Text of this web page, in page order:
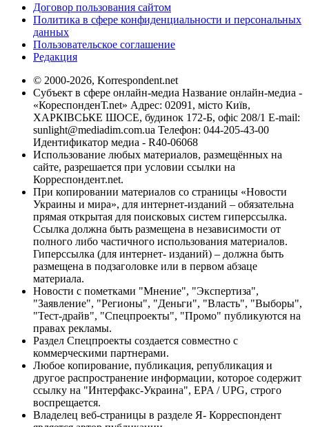
Договор пользования сайтом
Политика в сфере конфиденциальности и персональных
данных
Пользовательское соглашение
Редакция
© 2000-2026, Korrespondent.net
Субъект в сфере онлайн-медиа Название онлайн-медиа -
«КореспонденТ.net» Адрес: 02091, місто Київ,
ХАРКІВСЬКЕ ШОСЕ, будинок 172-Б, офіс 208/1 E-mail:
sunlight@mediadim.com.ua Телефон: 044-205-43-00
Идентификатор медиа - R40-06068
Использование любых материалов, размещённых на
сайте, разрешается при условии ссылки на
Корреспондент.net.
При копировании материалов со страницы «Новости
Украины и мира», для интернет-изданий – обязательна
прямая открытая для поисковых систем гиперссылка.
Ссылка должна быть размещена в независимости от
полного либо частичного использования материалов.
Гиперссылка (для интернет- изданий) – должна быть
размещена в подзаголовке или в первом абзаце
материала.
Новости с пометками "Мнение", "Экспертиза",
"Заявление", "Регионы", "Деньги", "Власть", "Выборы",
"Тест-драйв", "Спецпроекты", "Промо" публикуются на
правах рекламы.
Раздел Спецпроекты создается совместно с
коммерческими партнерами.
Любое копирование, публикация, републикация и
другое распространение информации, которое содержит
ссылку на "Интерфакс-Украина", EPA / UPG, строго
воспрещается.
Владелец веб-страницы в разделе Я- Корреспондент